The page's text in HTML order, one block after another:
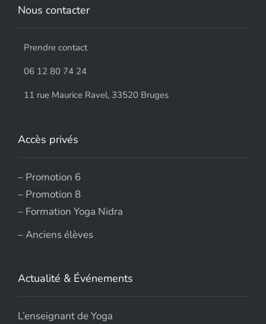
Nous contacter
Prendre contact
06 12 80 74 24
11 rue Maurice Ravel, 33520 Bruges
Accès privés
– Promotion 6
– Promotion 8
– Formation Yoga Nidra
–Anciens élèves
Actualité & Événements
L’enseignant de Yoga